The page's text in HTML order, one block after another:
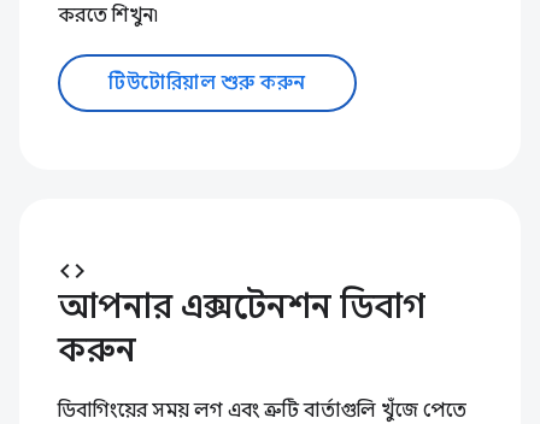
করতে শিখুন৷
টিউটোরিয়াল শুরু করুন
code
আপনার এক্সটেনশন ডিবাগ
করুন
ডিবাগিংয়ের সময় লগ এবং ত্রুটি বার্তাগুলি খুঁজে পেতে